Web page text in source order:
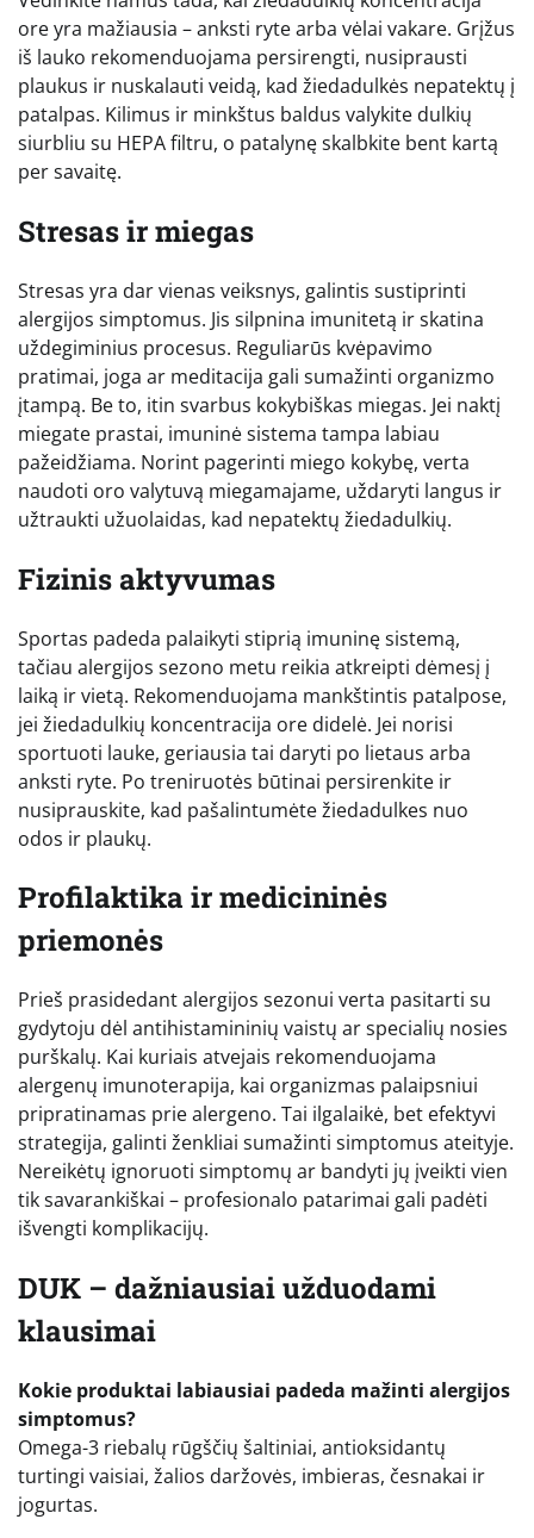
ore yra mažiausia – anksti ryte arba vėlai vakare. Grįžus
iš lauko rekomenduojama persirengti, nusiprausti
plaukus ir nuskalauti veidą, kad žiedadulkės nepatektų į
patalpas. Kilimus ir minkštus baldus valykite dulkių
siurbliu su HEPA filtru, o patalynę skalbkite bent kartą
per savaitę.
Stresas ir miegas
Stresas yra dar vienas veiksnys, galintis sustiprinti
alergijos simptomus. Jis silpnina imunitetą ir skatina
uždegiminius procesus. Reguliarūs kvėpavimo
pratimai, joga ar meditacija gali sumažinti organizmo
įtampą. Be to, itin svarbus kokybiškas miegas. Jei naktį
miegate prastai, imuninė sistema tampa labiau
pažeidžiama. Norint pagerinti miego kokybę, verta
naudoti oro valytuvą miegamajame, uždaryti langus ir
užtraukti užuolaidas, kad nepatektų žiedadulkių.
Fizinis aktyvumas
Sportas padeda palaikyti stiprią imuninę sistemą,
tačiau alergijos sezono metu reikia atkreipti dėmesį į
laiką ir vietą. Rekomenduojama mankštintis patalpose,
jei žiedadulkių koncentracija ore didelė. Jei norisi
sportuoti lauke, geriausia tai daryti po lietaus arba
anksti ryte. Po treniruotės būtinai persirenkite ir
nusiprauskite, kad pašalintumėte žiedadulkes nuo
odos ir plaukų.
Profilaktika ir medicininės
priemonės
Prieš prasidedant alergijos sezonui verta pasitarti su
gydytoju dėl antihistamininių vaistų ar specialių nosies
purškalų. Kai kuriais atvejais rekomenduojama
alergenų imunoterapija, kai organizmas palaipsniui
pripratinamas prie alergeno. Tai ilgalaikė, bet efektyvi
strategija, galinti ženkliai sumažinti simptomus ateityje.
Nereikėtų ignoruoti simptomų ar bandyti jų įveikti vien
tik savarankiškai – profesionalo patarimai gali padėti
išvengti komplikacijų.
DUK – dažniausiai užduodami
klausimai
Kokie produktai labiausiai padeda mažinti alergijos
simptomus?
Omega-3 riebalų rūgščių šaltiniai, antioksidantų
turtingi vaisiai, žalios daržovės, imbieras, česnakai ir
jogurtas.